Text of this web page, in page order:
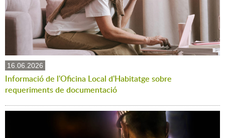
16.06.2026
Informació de l'Oficina Local d'Habitatge sobre
requeriments de documentació